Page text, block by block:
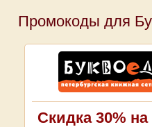
Промокоды для
Скидка 30%